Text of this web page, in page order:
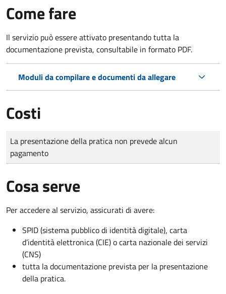
Come fare
Il servizio può essere attivato presentando tutta la
documentazione prevista, consultabile in formato PDF.
Moduli da compilare e documenti da allegare
Costi
Tipo di pagamento
Importo
La presentazione della pratica non prevede alcun
pagamento
Cosa serve
Per accedere al servizio, assicurati di avere:
SPID (sistema pubblico di identità digitale), carta
d’identità elettronica (CIE) o carta nazionale dei servizi
(CNS)
tutta la documentazione prevista per la presentazione
della pratica.